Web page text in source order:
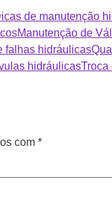
de manutenção
Manutenção de
falhas hidráulicas
hidráulicasTroca
com *